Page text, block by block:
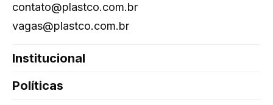
contato@plastco.com.br
vagas@plastco.com.br
Institucional
Políticas